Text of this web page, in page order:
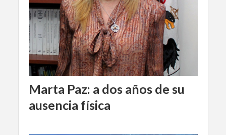
Marta Paz: a dos años de su
ausencia física